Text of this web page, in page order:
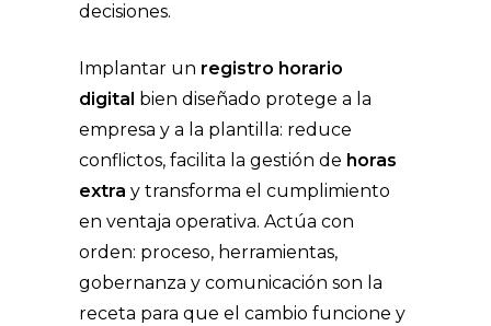
decisiones.
Implantar un registro horario
digital bien diseñado protege a la
empresa y a la plantilla: reduce
conflictos, facilita la gestión de horas
extra y transforma el cumplimiento
en ventaja operativa. Actúa con
orden: proceso, herramientas,
gobernanza y comunicación son la
receta para que el cambio funcione y